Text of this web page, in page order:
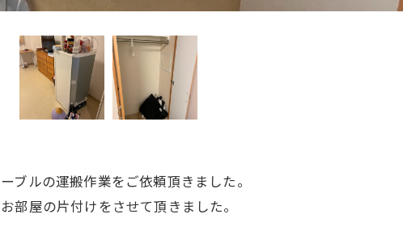
ブルの運搬作業をご依頼頂きました。
部屋の片付けをさせて頂きました。